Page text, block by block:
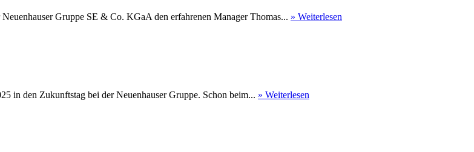
Gruppe SE & Co. KGaA den erfahrenen Manager Thomas... » Weiterlesen
in den Zukunftstag bei der Neuenhauser Gruppe. Schon beim... » Weiterlesen